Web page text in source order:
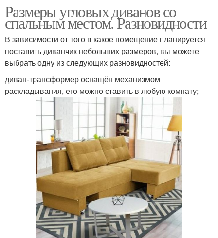
Размеры угловых диванов со
спальным местом. Разновидности
В зависимости от того в какое помещение планируется
поставить диванчик небольших размеров, вы можете
выбрать одну из следующих разновидностей:
диван-трансформер оснащён механизмом
раскладывания, его можно ставить в любую комнату;